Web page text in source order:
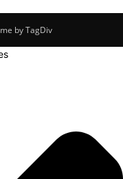
by TagDiv